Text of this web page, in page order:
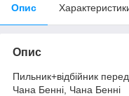
Опис
Опис
Пильник+відбійник
Чана Бенні, Чана Бенні